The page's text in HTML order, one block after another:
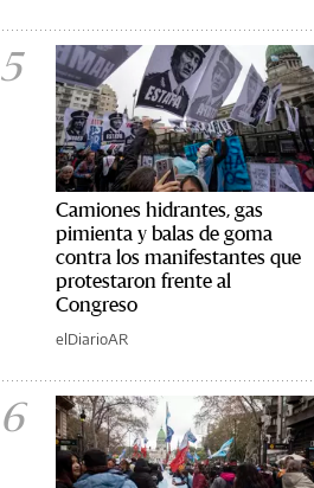
5
Camiones hidrantes, gas
pimienta y balas de goma
contra los manifestantes que
protestaron frente al
Congreso
elDiarioAR
6